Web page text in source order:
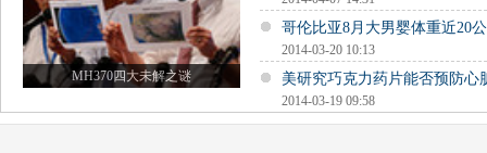
MH370四大未解之谜
哥伦比亚8月大男婴体重近20
2014-03-20 10:13
美研究巧克力药片能否预防心
2014-03-19 09:58